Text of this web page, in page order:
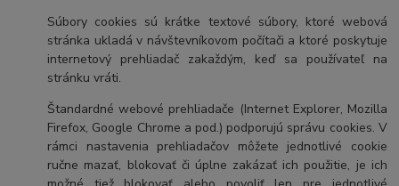
Súbory cookies sú krátke textové súbory, ktoré webová
stránka ukladá v návštevníkovom počítači a ktoré poskytuje
internetový prehliadač zakaždým, keď sa používateľ na
stránku vráti.
Štandardné webové prehliadače (Internet Explorer, Mozilla
Firefox, Google Chrome a pod.) podporujú správu cookies. V
rámci nastavenia prehliadačov môžete jednotlivé cookie
ručne mazať, blokovať či úplne zakázať ich použitie, je ich